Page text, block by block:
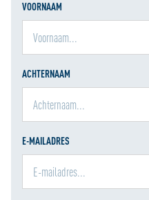
VOORNAAM
ACHTERNAAM
E-MAILADRES